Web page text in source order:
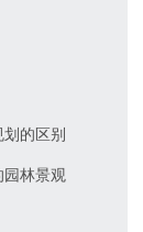
的区别
林景观